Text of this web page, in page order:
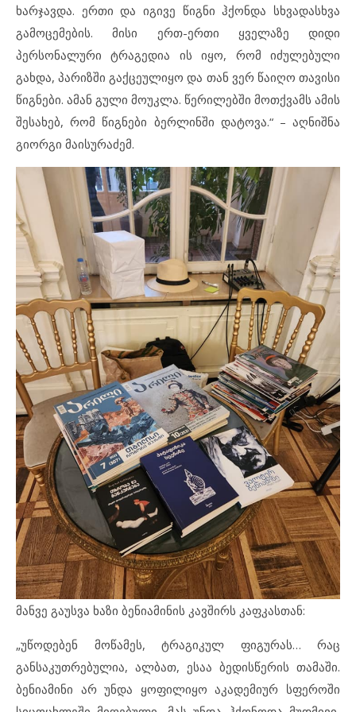
ხარჯავდა. ერთი და იგივე წიგნი ჰქონდა სხვადასხვა
გამოცემების. მისი ერთ-ერთი ყველაზე დიდი
პერსონალური ტრაგედია ის იყო, რომ იძულებული
გახდა, პარიზში გაქცეულიყო და თან ვერ წაიღო თავისი
წიგნები. ამან გული მოუკლა. წერილებში მოთქვამს ამის
შესახებ, რომ წიგნები ბერლინში დატოვა.“ – აღნიშნა
გიორგი მაისურაძემ.
მანვე გაუსვა ხაზი ბენიამინის კავშირს კაფკასთან:
„უწოდებენ მოწამეს, ტრაგიკულ ფიგურას… რაც
განსაკუთრებულია, ალბათ, ესაა ბედისწერის თამაში.
ბენიამინი არ უნდა ყოფილიყო აკადემიურ სფეროში